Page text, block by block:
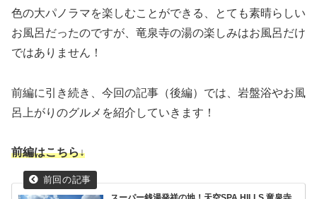
色の大パノラマを楽しむことができる、とても素晴らしい
お風呂だったのですが、竜泉寺の湯の楽しみはお風呂だけ
ではありません！
前編に引き続き、今回の記事（後編）では、岩盤浴やお風
呂上がりのグルメを紹介していきます！
前編はこちら↓